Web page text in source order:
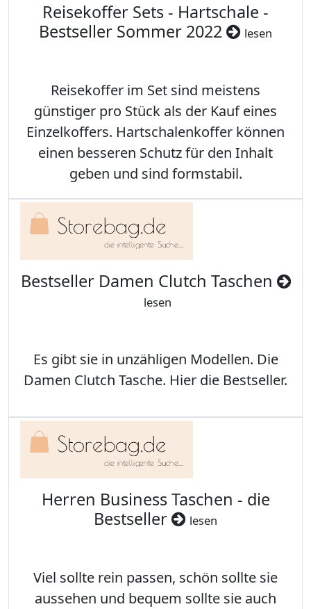
Reisekoffer Sets - Hartschale -
Bestseller Sommer 2022
lesen
Reisekoffer im Set sind meistens
günstiger pro Stück als der Kauf eines
Einzelkoffers. Hartschalenkoffer können
einen besseren Schutz für den Inhalt
geben und sind formstabil.
Bestseller Damen Clutch Taschen
lesen
Es gibt sie in unzähligen Modellen. Die
Damen Clutch Tasche. Hier die Bestseller.
Herren Business Taschen - die
Bestseller
lesen
Viel sollte rein passen, schön sollte sie
aussehen und bequem sollte sie auch